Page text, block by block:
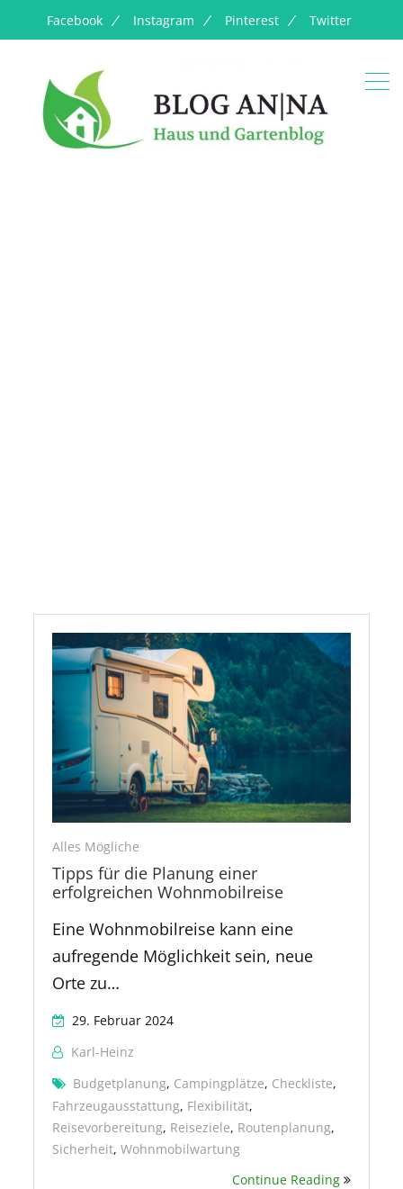
Facebook Instagram Pinterest Twitter
Campingplätze
Alles Mögliche
Tipps für die Planung einer
erfolgreichen Wohnmobilreise
Eine Wohnmobilreise kann eine
aufregende Möglichkeit sein, neue
Orte zu…
29. Februar 2024
Karl-Heinz
Budgetplanung, Campingplätze, Checkliste,
Fahrzeugausstattung, Flexibilität,
Reisevorbereitung, Reiseziele, Routenplanung,
Sicherheit,Wohnmobilwartung
Continue Reading